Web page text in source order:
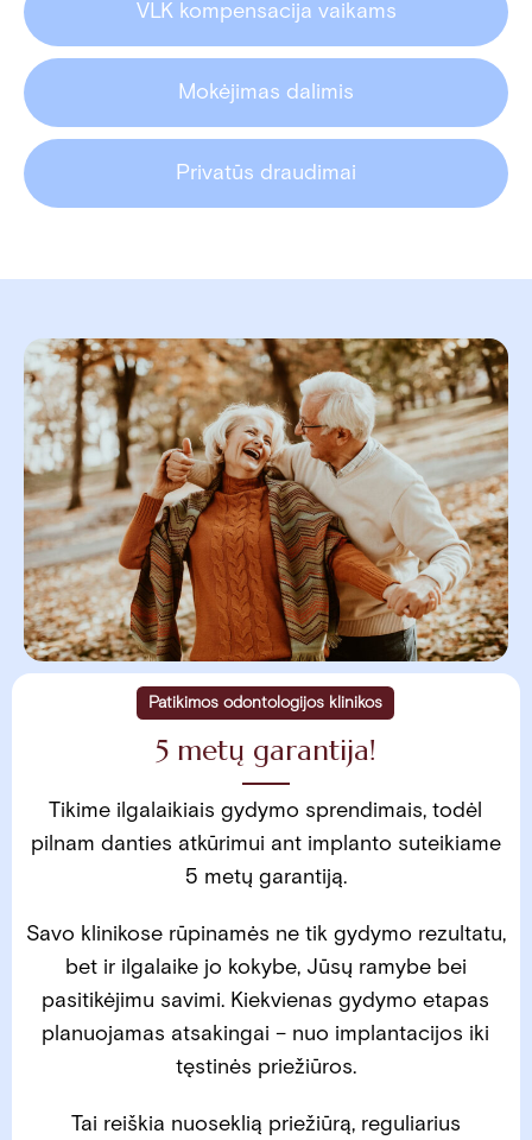
VLK kompensacija vaikams
Mokėjimas dalimis
Privatūs draudimai
Patikimos odontologijos klinikos
5 metų garantija!
Tikime ilgalaikiais gydymo sprendimais, todėl
pilnam danties atkūrimui ant implanto suteikiame
5 metų garantiją.
Savo klinikose rūpinamės ne tik gydymo rezultatu,
bet ir ilgalaike jo kokybe, Jūsų ramybe bei
pasitikėjimu savimi. Kiekvienas gydymo etapas
planuojamas atsakingai – nuo implantacijos iki
tęstinės priežiūros.
Tai reiškia nuoseklią priežiūrą, reguliarius